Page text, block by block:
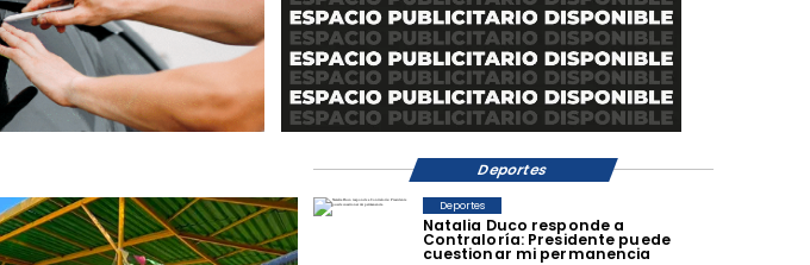
Natalia Duco responde a
Contraloría: Presidente puede
cuestionar mi permanencia
Deportes
Deportes